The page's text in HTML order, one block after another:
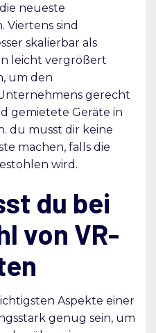
neueste
Viertens sind
skalierbar als
leicht vergrößert
um den
gerecht
gemietete Geräte in
du musst dir keine
machen, falls die
wird.
du bei
von VR-
Aspekte einer
genug sein, um